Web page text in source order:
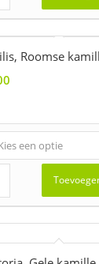
Roomse
€175,00